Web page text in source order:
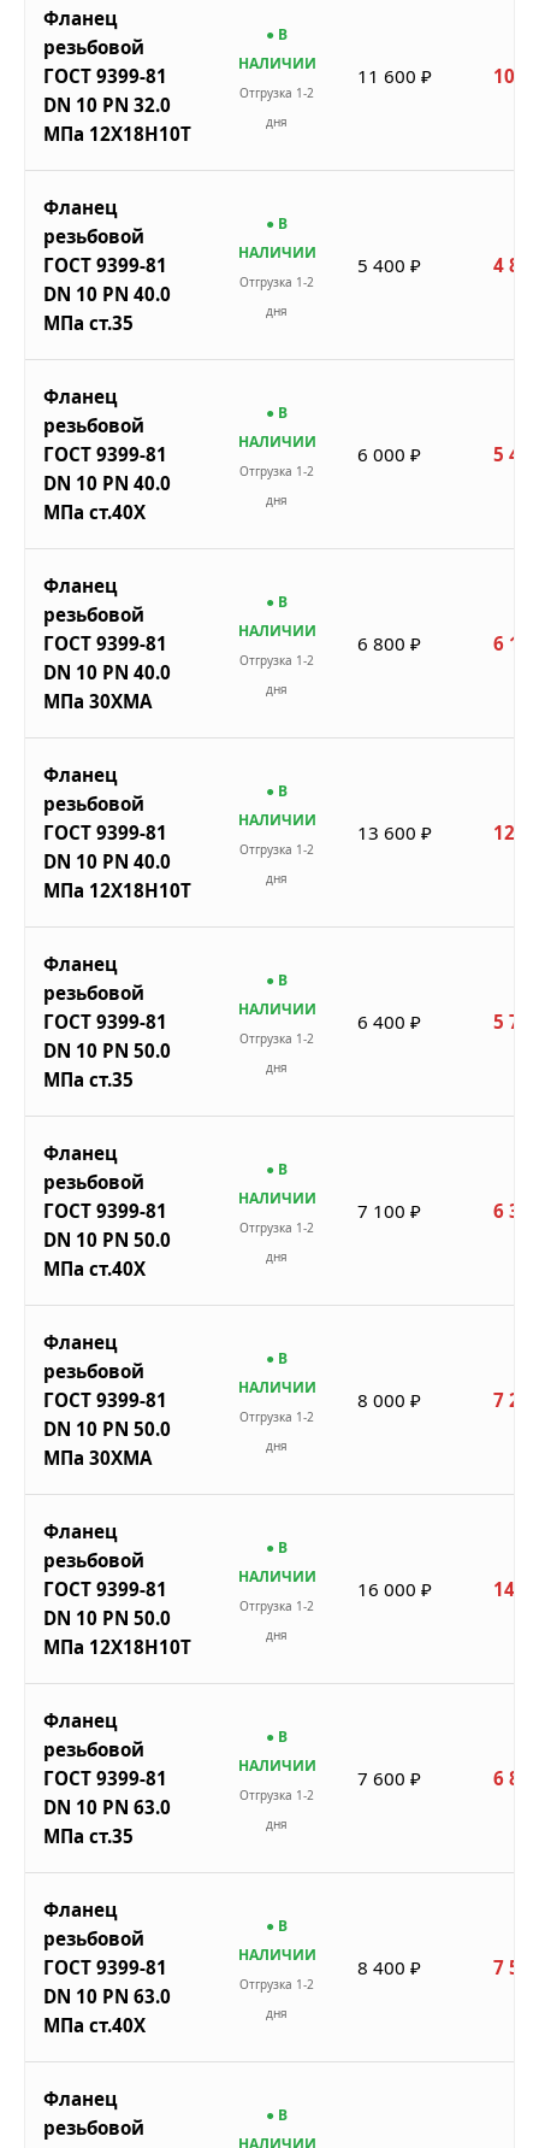
Фланец
резьбовой
ГОСТ 9399-81
DN 10 PN 32.0
МПа 12Х18Н10Т
● В
НАЛИЧИИ
Отгрузка 1-2
дня
11 600 ₽ 10
Фланец
резьбовой
ГОСТ 9399-81
DN 10 PN 40.0
МПа ст.35
● В
НАЛИЧИИ
Отгрузка 1-2
дня
5 400 ₽ 4
Фланец
резьбовой
ГОСТ 9399-81
DN 10 PN 40.0
МПа ст.40Х
● В
НАЛИЧИИ
Отгрузка 1-2
дня
6 000 ₽ 5
Фланец
резьбовой
ГОСТ 9399-81
DN 10 PN 40.0
МПа 30ХМА
● В
НАЛИЧИИ
Отгрузка 1-2
дня
6 800 ₽ 6
Фланец
резьбовой
ГОСТ 9399-81
DN 10 PN 40.0
МПа 12Х18Н10Т
● В
НАЛИЧИИ
Отгрузка 1-2
дня
13 600 ₽ 12
Фланец
резьбовой
ГОСТ 9399-81
DN 10 PN 50.0
МПа ст.35
● В
НАЛИЧИИ
Отгрузка 1-2
дня
6 400 ₽ 5
Фланец
резьбовой
ГОСТ 9399-81
DN 10 PN 50.0
МПа ст.40Х
● В
НАЛИЧИИ
Отгрузка 1-2
дня
7 100 ₽ 6
Фланец
резьбовой
ГОСТ 9399-81
DN 10 PN 50.0
МПа 30ХМА
● В
НАЛИЧИИ
Отгрузка 1-2
дня
8 000 ₽ 7
Фланец
резьбовой
ГОСТ 9399-81
DN 10 PN 50.0
МПа 12Х18Н10Т
● В
НАЛИЧИИ
Отгрузка 1-2
дня
16 000 ₽ 14
Фланец
резьбовой
ГОСТ 9399-81
DN 10 PN 63.0
МПа ст.35
● В
НАЛИЧИИ
Отгрузка 1-2
дня
7 600 ₽ 6
Фланец
резьбовой
ГОСТ 9399-81
DN 10 PN 63.0
МПа ст.40Х
● В
НАЛИЧИИ
Отгрузка 1-2
дня
8 400 ₽ 7
Фланец
резьбовой
● В
НАЛИЧИИ